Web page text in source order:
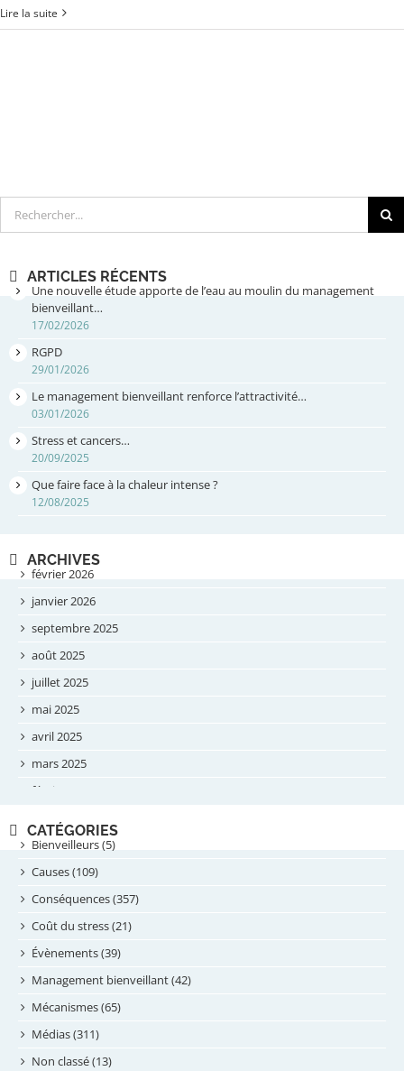
Lire la suite
Rechercher
ARTICLES RÉCENTS
Une nouvelle étude apporte de l’eau au moulin du management
bienveillant…
17/02/2026
RGPD
29/01/2026
Le management bienveillant renforce l’attractivité…
03/01/2026
Stress et cancers…
20/09/2025
Que faire face à la chaleur intense ?
12/08/2025
ARCHIVES
février 2026
janvier 2026
septembre 2025
août 2025
juillet 2025
mai 2025
avril 2025
mars 2025
février 2025
septembre 2024
août 2024
juillet 2024
juin 2024
mai 2024
avril 2024
février 2024
janvier 2024
novembre 2023
CATÉGORIES
Bienveilleurs (5)
Causes (109)
Conséquences (357)
Coût du stress (21)
Évènements (39)
Management bienveillant (42)
Mécanismes (65)
Médias (311)
Non classé (13)